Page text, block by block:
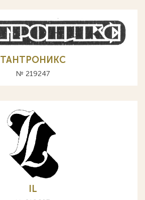
ТАНТРОНИКС
№ 219247
IL